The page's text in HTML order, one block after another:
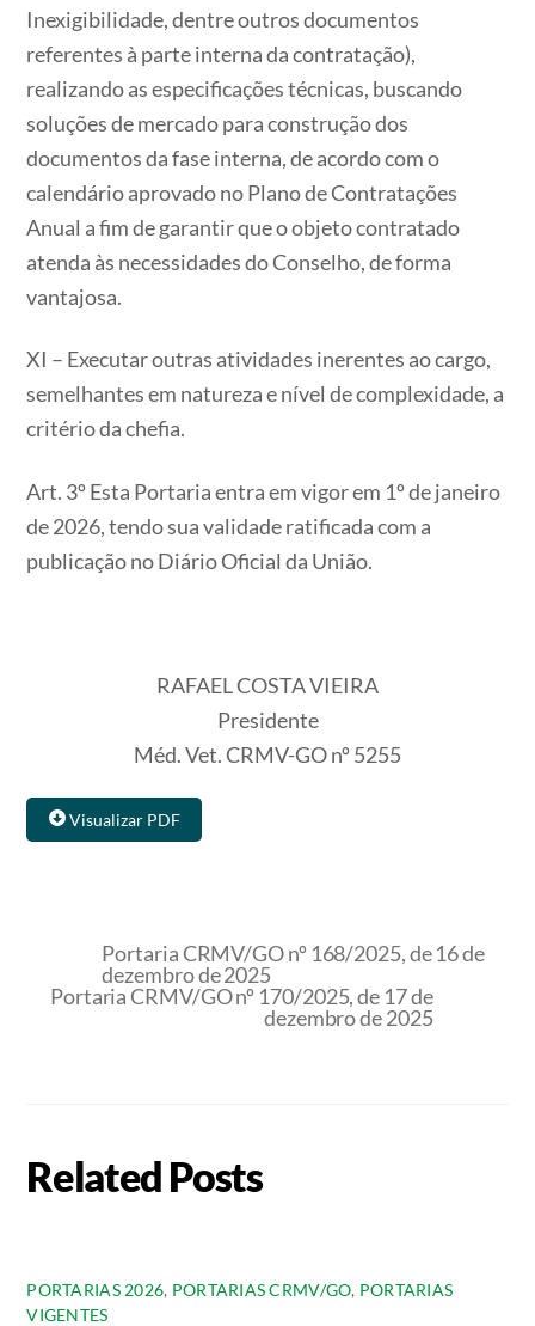
Inexigibilidade, dentre outros documentos
referentes à parte interna da contratação),
realizando as especificações técnicas, buscando
soluções de mercado para construção dos
documentos da fase interna, de acordo com o
calendário aprovado no Plano de Contratações
Anual a fim de garantir que o objeto contratado
atenda às necessidades do Conselho, de forma
vantajosa.
XI – Executar outras atividades inerentes ao cargo,
semelhantes em natureza e nível de complexidade, a
critério da chefia.
Art. 3º Esta Portaria entra em vigor em 1º de janeiro
de 2026, tendo sua validade ratificada com a
publicação no Diário Oficial da União.
RAFAEL COSTA VIEIRA
Presidente
Méd. Vet. CRMV-GO nº 5255
Visualizar PDF
Portaria CRMV/GO nº 168/2025, de 16 de
dezembro de 2025
Portaria CRMV/GO nº 170/2025, de 17 de
dezembro de 2025
Related Posts
PORTARIAS 2026, PORTARIAS CRMV/GO, PORTARIAS
VIGENTES